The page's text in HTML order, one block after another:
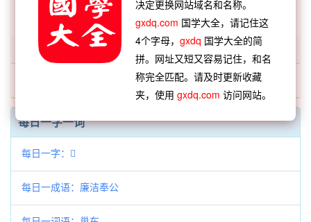
卷 270
「质宫」开头的词语:
每日一字一词
每日一字：𣽧
每日一成语：廉洁奉公
决定更换网站域名和名称。
gxdq.com 国学大全，请记住这
4个字母，gxdq 国学大全的简
拼。网址又短又容易记住，和名
称完全匹配。请及时更新收藏
夹，使用gxdq.com 访问网站。